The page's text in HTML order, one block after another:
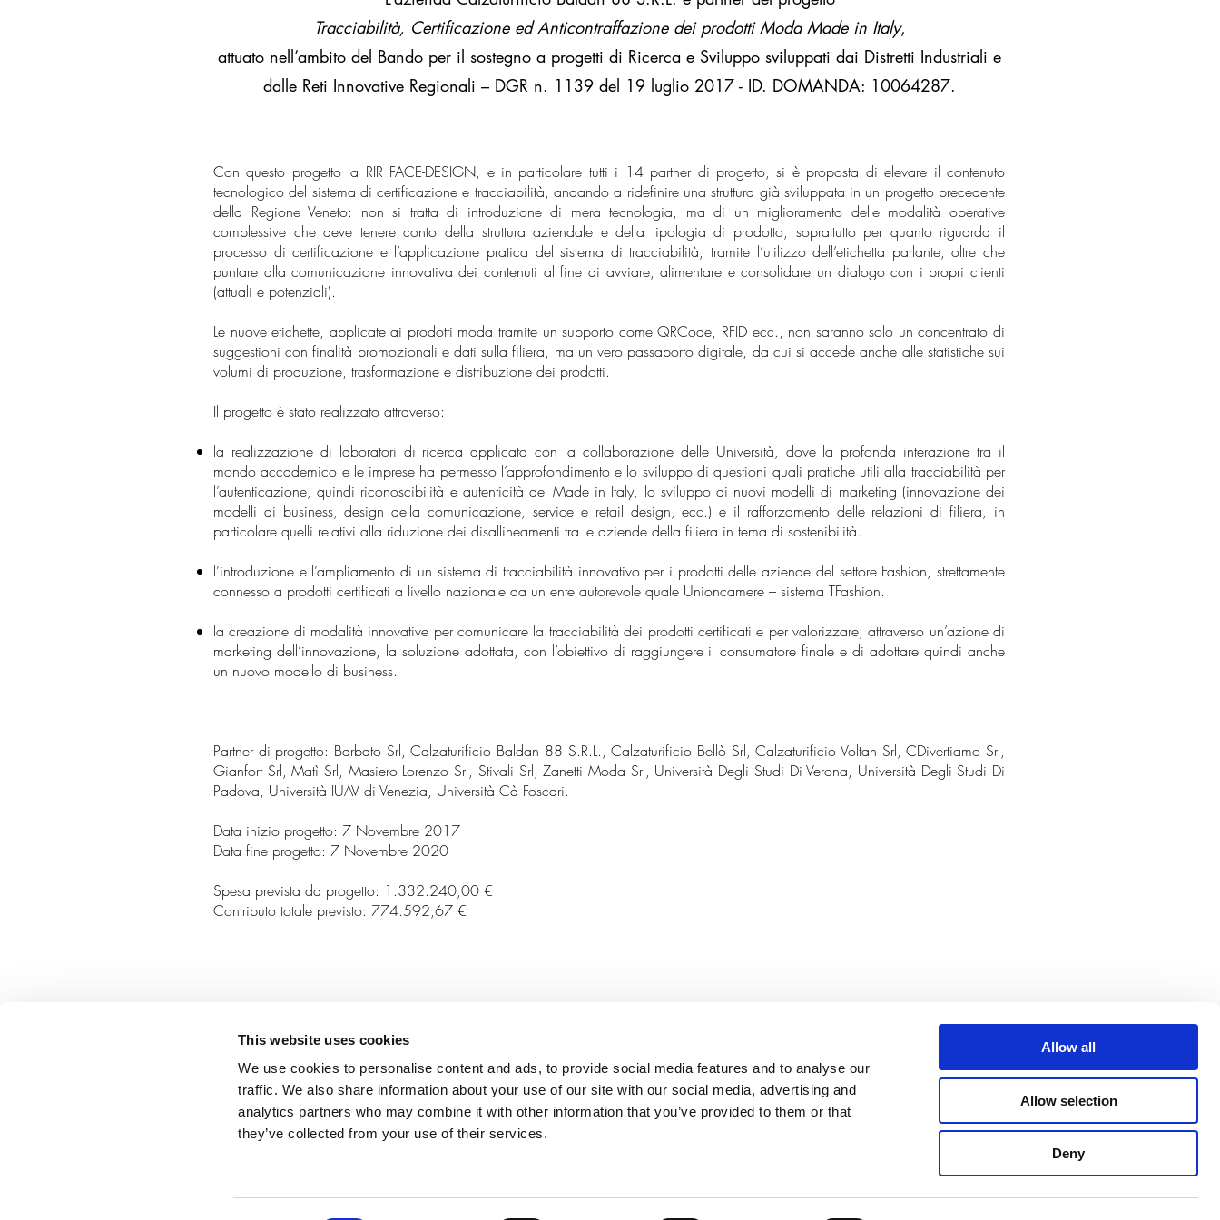
This website uses cookies
We use cookies to personalise content and ads, to provide social media features and to analyse our
traffic. We also share information about your use of our site with our social media, advertising and
analytics partners who may combine it with other information that you’ve provided to them or that
they’ve collected from your use of their services.
Allow all
Allow selection
Deny
Tracciabilità, Certificazione ed Anticontraffazione dei prodotti Moda Made in Italy,
attuato nell’ambito del Bando per il sostegno a progetti di Ricerca e Sviluppo sviluppati dai Distretti Industriali e
dalle Reti Innovative Regionali – DGR n. 1139 del 19 luglio 2017 - ID. DOMANDA: 10064287.
Con questo progetto la RIR FACE-DESIGN, e in particolare tutti i 14 partner di progetto, si è proposta di elevare il contenuto
tecnologico del sistema di certificazione e tracciabilità, andando a ridefinire una struttura già sviluppata in un progetto precedente
della Regione Veneto: non si tratta di introduzione di mera tecnologia, ma di un miglioramento delle modalità operative
complessive che deve tenere conto della struttura aziendale e della tipologia di prodotto, soprattutto per quanto riguarda il
processo di certificazione e l’applicazione pratica del sistema di tracciabilità, tramite l’utilizzo dell’etichetta parlante, oltre che
puntare alla comunicazione innovativa dei contenuti al fine di avviare, alimentare e consolidare un dialogo con i propri clienti
(attuali e potenziali).
Le nuove etichette, applicate ai prodotti moda tramite un supporto come QRCode, RFID ecc., non saranno solo un concentrato di
suggestioni con finalità promozionali e dati sulla filiera, ma un vero passaporto digitale, da cui si accede anche alle statistiche sui
volumi di produzione, trasformazione e distribuzione dei prodotti.
Il progetto è stato realizzato attraverso:
la realizzazione di laboratori di ricerca applicata con la collaborazione delle Università, dove la profonda interazione tra il
mondo accademico e le imprese ha permesso l’approfondimento e lo sviluppo di questioni quali pratiche utili alla tracciabilità per
l’autenticazione, quindi riconoscibilità e autenticità del Made in Italy, lo sviluppo di nuovi modelli di marketing (innovazione dei
modelli di business, design della comunicazione, service e retail design, ecc.) e il rafforzamento delle relazioni di filiera, in
particolare quelli relativi alla riduzione dei disallineamenti tra le aziende della filiera in tema di sostenibilità.
l’introduzione e l’ampliamento di un sistema di tracciabilità innovativo per i prodotti delle aziende del settore Fashion, strettamente
connesso a prodotti certificati a livello nazionale da un ente autorevole quale Unioncamere – sistema TFashion.
la creazione di modalità innovative per comunicare la tracciabilità dei prodotti certificati e per valorizzare, attraverso un’azione di
marketing dell’innovazione, la soluzione adottata, con l’obiettivo di raggiungere il consumatore finale e di adottare quindi anche
un nuovo modello di business.
Partner di progetto: Barbato Srl, Calzaturificio Baldan 88 S.R.L., Calzaturificio Bellò Srl, Calzaturificio Voltan Srl, CDivertiamo Srl,
Gianfort Srl, Matì Srl, Masiero Lorenzo Srl, Stivali Srl, Zanetti Moda Srl, Università Degli Studi Di Verona, Università Degli Studi Di
Padova, Università IUAV di Venezia, Università Cà Foscari.
Data inizio progetto: 7 Novembre 2017
Data fine progetto: 7 Novembre 2020
Spesa prevista da progetto: 1.332.240,00 €
Contributo totale previsto: 774.592,67 €